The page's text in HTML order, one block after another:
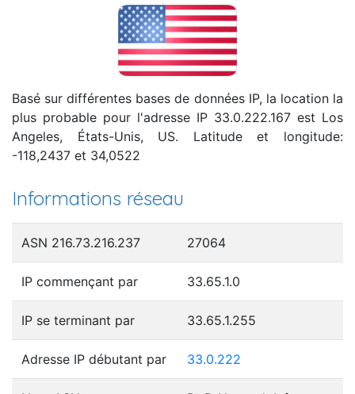
Basé sur différentes bases de données IP, la location la
plus probable pour l'adresse IP 33.0.222.167 est Los
Angeles, États-Unis, US. Latitude et longitude:
-118,2437 et 34,0522
Informations réseau
ASN 216.73.216.237 27064
IP commençant par 33.65.1.0
IP se terminant par 33.65.1.255
Adresse IP débutant par 33.0.222